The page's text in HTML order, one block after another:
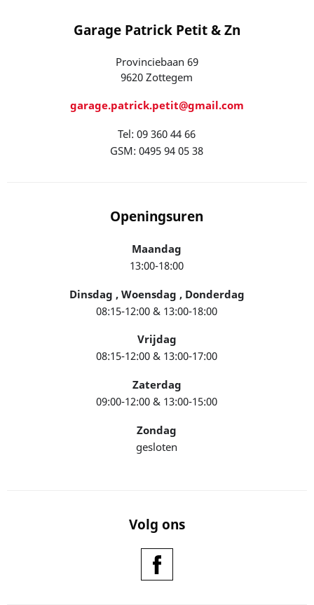
Garage Patrick Petit & Zn
Provinciebaan 69
9620 Zottegem
garage.patrick.petit@gmail.com
Tel: 09 360 44 66
GSM: 0495 94 05 38
Openingsuren
Maandag
13:00-18:00
Dinsdag , Woensdag , Donderdag
08:15-12:00 & 13:00-18:00
Vrijdag
08:15-12:00 & 13:00-17:00
Zaterdag
09:00-12:00 & 13:00-15:00
Zondag
gesloten
Volg ons